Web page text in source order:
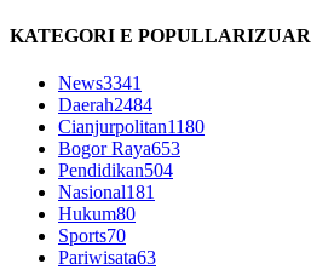
KATEGORI E POPULLARIZUAR
News3341
Daerah2484
Cianjurpolitan1180
Bogor Raya653
Pendidikan504
Nasional181
Hukum80
Sports70
Pariwisata63